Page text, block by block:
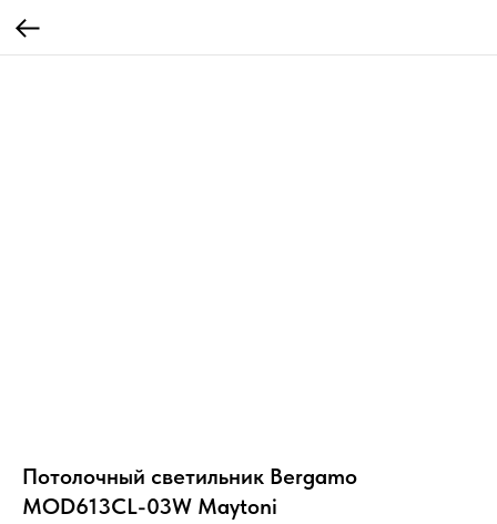
Потолочный светильник Bergamo
MOD613CL-03W Maytoni